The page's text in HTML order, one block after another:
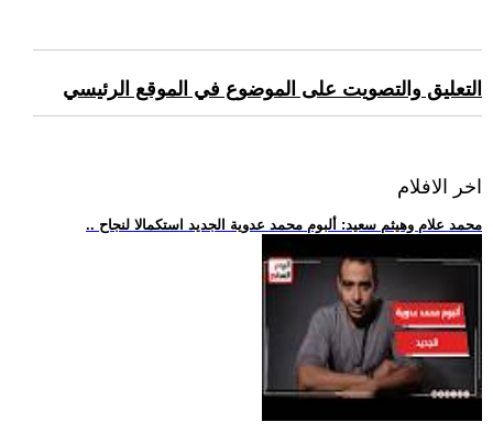
التعليق والتصويت على الموضوع في الموقع الرئيسي
اخر الافلام
.. محمد علام وهيثم سعيد: ألبوم محمد عدوية الجديد استكمالا لنجاح